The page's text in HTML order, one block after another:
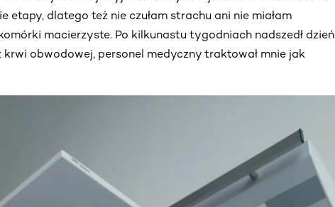
etapy, dlatego też nie czułam strachu ani nie miałam
macierzyste. Po kilkunastu tygodniach nadszedł dzień
obwodowej, personel medyczny traktował mnie jak